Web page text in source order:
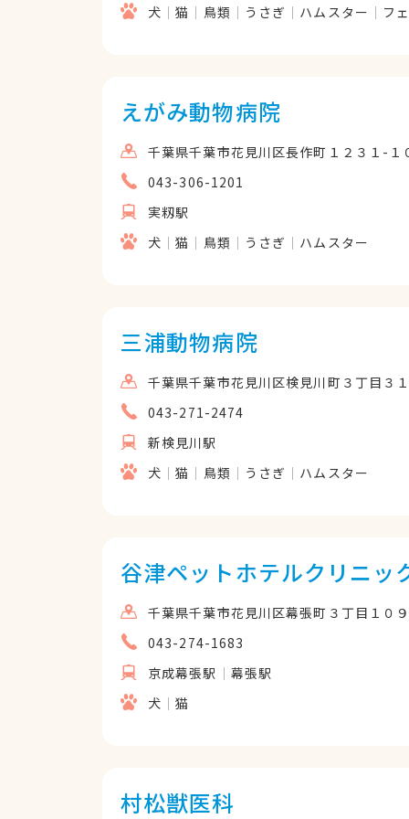
犬 猫 鳥類 うさぎ ハムスター フ
えがみ動物病院
千葉県千葉市花見川区長作町１２３１-１
043-306-1201
実籾駅
犬
猫 鳥類 うさぎ ハムスター
三浦動物病院
千葉県千葉市花見川区検見川町３丁目３
043-271-2474
新検見川駅
犬
猫 鳥類 うさぎ ハムスター
谷津ペットホテルクリニッ
千葉県千葉市花見川区幕張町３丁目１０
043-274-1683
京成幕張駅
幕張駅
犬
猫
村松獣医科